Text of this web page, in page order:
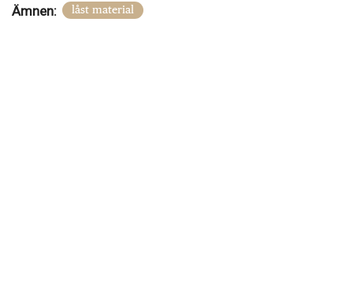
Ämnen: låst material